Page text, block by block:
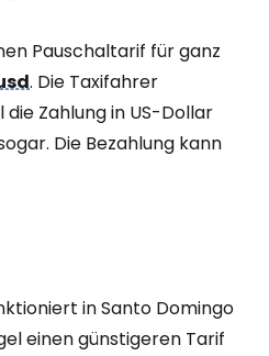
Pauschaltarif für ganz
. Die Taxifahrer
Zahlung in US-Dollar
Die Bezahlung kann
in Santo Domingo
einen günstigeren Tarif